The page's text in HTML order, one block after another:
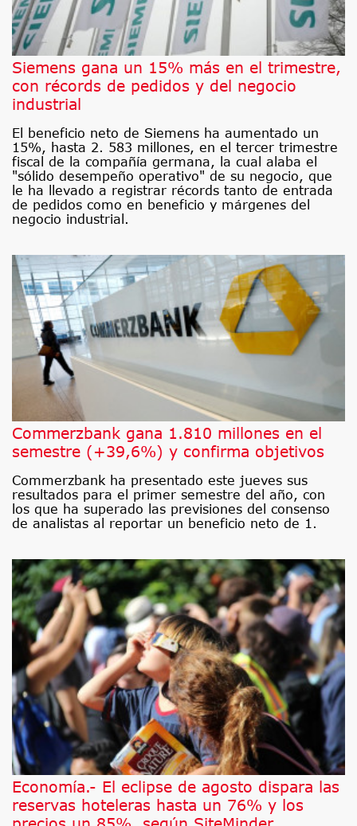
Siemens gana un 15% más en el trimestre,
con récords de pedidos y del negocio
industrial
El beneficio neto de Siemens ha aumentado un
15%, hasta 2. 583 millones, en el tercer trimestre
fiscal de la compañía germana, la cual alaba el
"sólido desempeño operativo" de su negocio, que
le ha llevado a registrar récords tanto de entrada
de pedidos como en beneficio y márgenes del
negocio industrial.
Commerzbank gana 1.810 millones en el
semestre (+39,6%) y confirma objetivos
Commerzbank ha presentado este jueves sus
resultados para el primer semestre del año, con
los que ha superado las previsiones del consenso
de analistas al reportar un beneficio neto de 1.
Economía.- El eclipse de agosto dispara las
reservas hoteleras hasta un 76% y los